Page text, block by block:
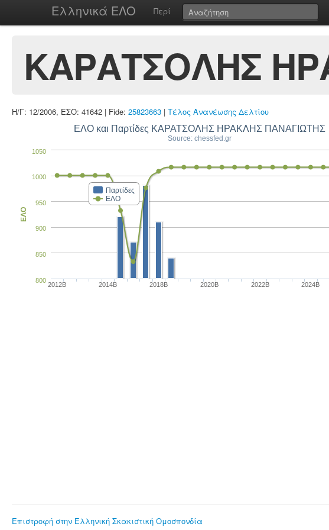
Ελληνικά ΕΛΟ Περί
ΚΑΡΑΤΣΟΛΗΣ
Η/Γ: 12/2006, ΕΣΟ: 41642 | Fide: 25823663 | Τέλος Ανανέωσης Δελτίου
ΕΛΟ και Παρτίδες ΚΑΡΑΤΣΟΛΗΣ ΗΡΑΚΛΗΣ ΠΑΝΑΓΙΩΤΗΣ
Source: chessfed.gr
Παρτίδες
ΕΛΟ
2012B 2014B 2018B 2020B 2022B 2024B
800
850
900
950
1000
1050
ΕΛΟ
Επιστροφή στην Ελληνική Σκακιστική Ομοσπονδία